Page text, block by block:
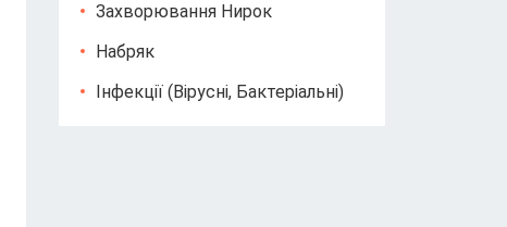
Захворювання Нирок
Набряк
Інфекції (вірусні, Бактеріальні)